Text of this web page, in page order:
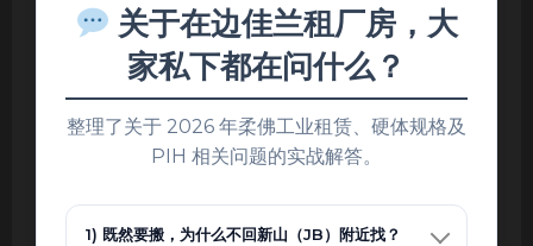
关于在边佳兰租厂房，大
家私下都在问什么？
整理了关于 2026 年柔佛工业租赁、硬体规格及
PIH 相关问题的实战解答。
1) 既然要搬，为什么不回新山（JB）附近找？